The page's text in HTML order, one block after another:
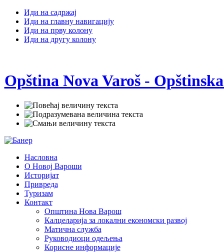
Иди на садржај
Иди на главну навигацију
Иди на прву колону
Иди на другу колону
Opština Nova Varoš -
Насловна
О Новој Вароши
Историјат
Привреда
Туризам
Контакт
Општина Нова Варош
Калцеларија за локални економски развој
Матична служба
Руководиоци одељења
Корисне информације